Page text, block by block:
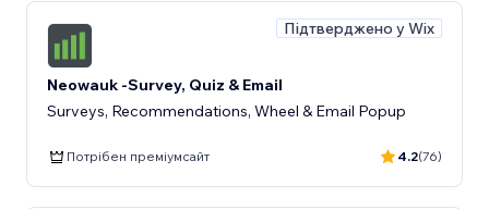
Підтверджено у Wix
Neowauk -Survey, Quiz & Email
Surveys, Recommendations, Wheel & Email Popup
Потрібен преміумсайт 4.2(76)